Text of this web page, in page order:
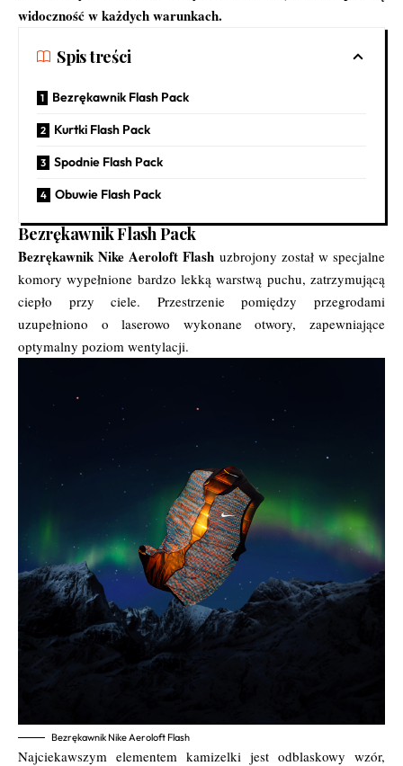
widoczność w każdych warunkach.
Spis treści
Bezrękawnik Flash Pack
Kurtki Flash Pack
Spodnie Flash Pack
Obuwie Flash Pack
Bezrękawnik Flash Pack
Bezrękawnik Nike Aeroloft Flash uzbrojony został w specjalne
komory wypełnione bardzo lekką warstwą puchu, zatrzymującą
ciepło przy ciele. Przestrzenie pomiędzy przegrodami
uzupełniono o laserowo wykonane otwory, zapewniające
optymalny poziom wentylacji.
Bezrękawnik Nike Aeroloft Flash
Najciekawszym elementem kamizelki jest odblaskowy wzór,